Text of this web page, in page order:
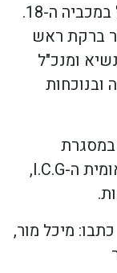
תחרויות האתלטיקה הקלה והכדורגל במכביה ה-18.
ברקת ראש
ומנכ"ל
ובנוכחות
משחקי "אולימפידת הילדים" הבינלאומית ה-I.C.G,
מור,